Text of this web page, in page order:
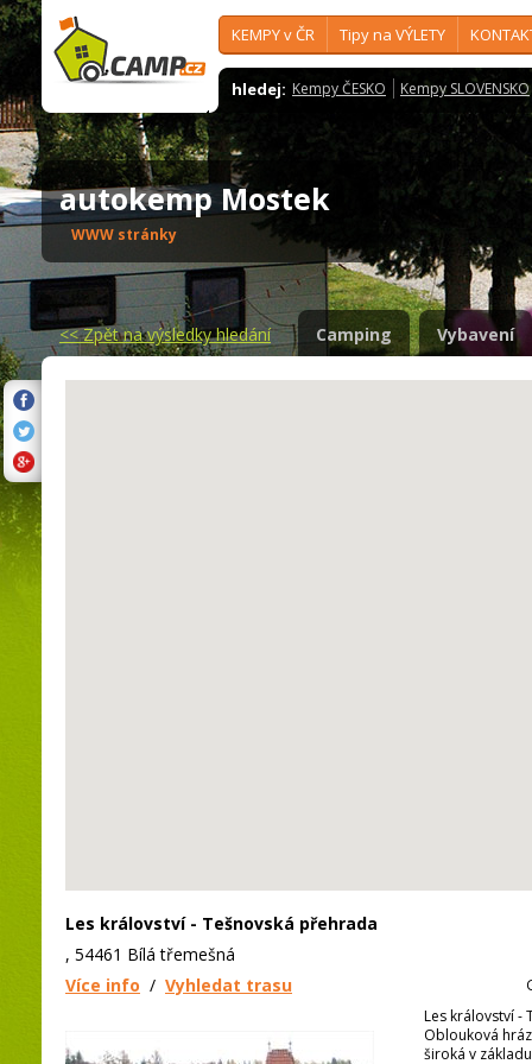
KEMPY v ČR Tipy na VÝLETY
hledej: Kempy ČESKO Kempy SLOVENSKO
autokemp Mostek
WWW stránky
<<Zpět na výsledky hledání Camping Vybavení
Les království - Tešnovská přehrada
, 54461 Bílá třemešná
Více info / Vyhledat trasu
Les království -
Oblouková
široká v